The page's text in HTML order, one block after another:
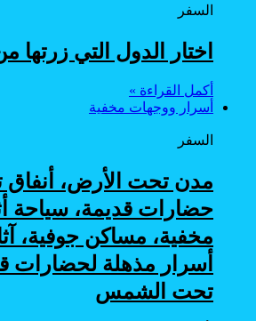
السفر
اختار الدول التي زرتها
أكمل القراءة »
أسرار ووجهات مخفية
السفر
مدن تحت الأرض، أنفاق
حضارات قديمة، سياحة
مخفية، مساكن جوفية،
أسرار مذهلة لحضارات
تحت الشمس